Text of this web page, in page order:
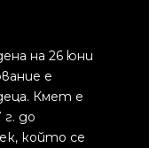
на 26 юни
е
Кмет е
до
който се